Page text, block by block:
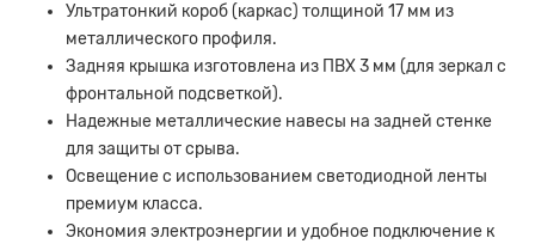
Ультратонкий короб (каркас) толщиной 17 мм из
металлического профиля.
Задняя крышка изготовлена из ПВХ 3 мм (для зеркал с
фронтальной подсветкой).
Надежные металлические навесы на задней стенке
для защиты от срыва.
Освещение с использованием светодиодной ленты
премиум класса.
Экономия электроэнергии и удобное подключение к